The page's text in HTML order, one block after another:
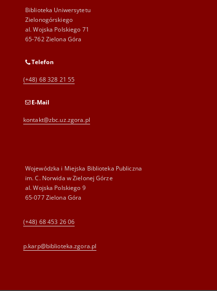
Biblioteka Uniwersytetu
Zielonogórskiego
al. Wojska Polskiego 71
65-762 Zielona Góra
Telefon
(+48) 68 328 21 55
E-Mail
kontakt@zbc.uz.zgora.pl
Wojewódzka i Miejska Biblioteka Publiczna
im. C. Norwida w Zielonej Górze
al. Wojska Polskiego 9
65-077 Zielona Góra
(+48) 68 453 26 06
p.karp@biblioteka.zgora.pl